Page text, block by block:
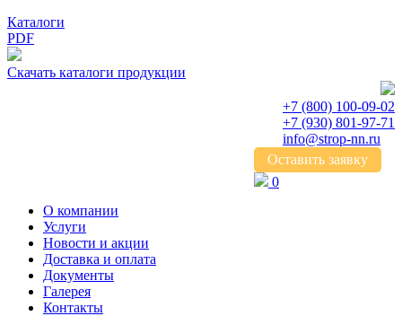
Каталоги
PDF
Скачать каталоги продукции
+7 (800) 100-09-02
+7 (930) 801-97-71
info@strop-nn.ru
Оставить заявку
0
О компании
Услуги
Новости и акции
Доставка и оплата
Документы
Галерея
Контакты